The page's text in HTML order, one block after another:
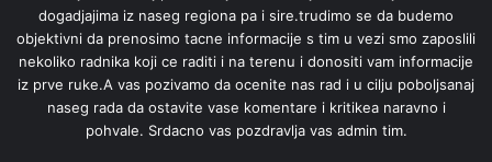
dogadjajima iz naseg regiona pa i sire.trudimo se da budemo
objektivni da prenosimo tacne informacije s tim u vezi smo zaposlili
nekoliko radnika koji ce raditi i na terenu i donositi vam informacije
iz prve ruke.A vas pozivamo da ocenite nas rad i u cilju poboljsanaj
naseg rada da ostavite vase komentare i kritikea naravno i
pohvale. Srdacno vas pozdravlja vas admin tim.